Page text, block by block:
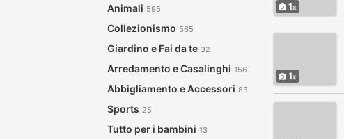
Animali 595
Collezionismo 565
Giardino e Fai da te 32
Arredamento e Casalinghi 156
Abbigliamento e Accessori 83
Sports 25
Tutto per i bambini 13
1
1